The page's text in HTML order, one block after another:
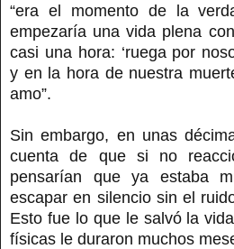
“era el momento de la
empezaría una vida plena
casi una hora: ‘ruega por
y en la hora de nuestra
amo”.
Sin embargo, en unas
cuenta de que si no
pensarían que ya estaba
escapar en silencio sin el
Esto fue lo que le salvó la
físicas le duraron muchos